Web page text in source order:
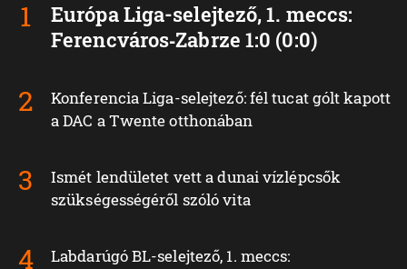
Európa Liga-selejtező, 1. meccs:
Ferencváros‑Zabrze 1:0 (0:0)
Konferencia Liga-selejtező: fél tucat gólt kapott
a DAC a Twente otthonában
Ismét lendületet vett a dunai vízlépcsők
szükségességéről szóló vita
Labdarúgó BL-selejtező, 1. meccs: